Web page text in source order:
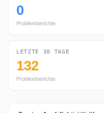
0
Problemberichte
LETZTE 30 TAGE
132
Problemberichte